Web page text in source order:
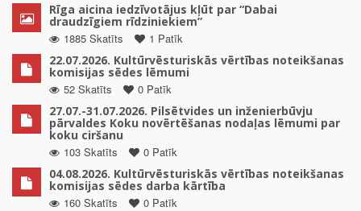
Rīga aicina iedzīvotājus kļūt par “Dabai
draudzīgiem rīdziniekiem”
1885 Skatīts
1 Patīk
22.07.2026. Kultūrvēsturiskās vērtības noteikšanas
komisijas sēdes lēmumi
52 Skatīts
0 Patīk
27.07.-31.07.2026. Pilsētvides un inženierbūvju
pārvaldes Koku novērtēšanas nodaļas lēmumi par
koku ciršanu
103 Skatīts
0 Patīk
04.08.2026. Kultūrvēsturiskās vērtības noteikšanas
komisijas sēdes darba kārtība
160 Skatīts
0 Patīk